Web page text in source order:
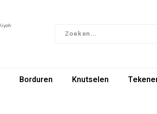
Borduren Knutselen